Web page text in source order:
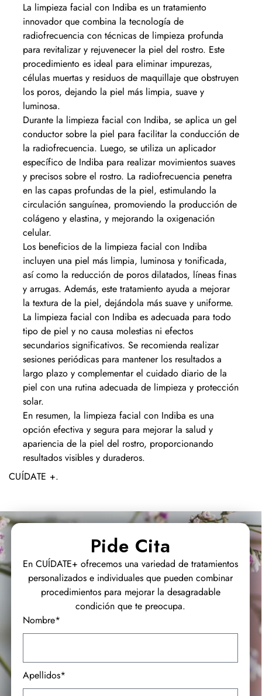
La limpieza facial con Indiba es un tratamiento
innovador que combina la tecnología de
radiofrecuencia con técnicas de limpieza profunda
para revitalizar y rejuvenecer la piel del rostro. Este
procedimiento es ideal para eliminar impurezas,
células muertas y residuos de maquillaje que obstruyen
los poros, dejando la piel más limpia, suave y
luminosa.
Durante la limpieza facial con Indiba, se aplica un gel
conductor sobre la piel para facilitar la conducción de
la radiofrecuencia. Luego, se utiliza un aplicador
específico de Indiba para realizar movimientos suaves
y precisos sobre el rostro. La radiofrecuencia penetra
en las capas profundas de la piel, estimulando la
circulación sanguínea, promoviendo la producción de
colágeno y elastina, y mejorando la oxigenación
celular.
Los beneficios de la limpieza facial con Indiba
incluyen una piel más limpia, luminosa y tonificada,
así como la reducción de poros dilatados, líneas finas
y arrugas. Además, este tratamiento ayuda a mejorar
la textura de la piel, dejándola más suave y uniforme.
La limpieza facial con Indiba es adecuada para todo
tipo de piel y no causa molestias ni efectos
secundarios significativos. Se recomienda realizar
sesiones periódicas para mantener los resultados a
largo plazo y complementar el cuidado diario de la
piel con una rutina adecuada de limpieza y protección
solar.
En resumen, la limpieza facial con Indiba es una
opción efectiva y segura para mejorar la salud y
apariencia de la piel del rostro, proporcionando
resultados visibles y duraderos.
CUÍDATE +.
Pide Cita
En CUÍDATE+ ofrecemos una variedad de tratamientos
personalizados e individuales que pueden combinar
procedimientos para mejorar la desagradable
condición que te preocupa.
Nombre*
Apellidos*